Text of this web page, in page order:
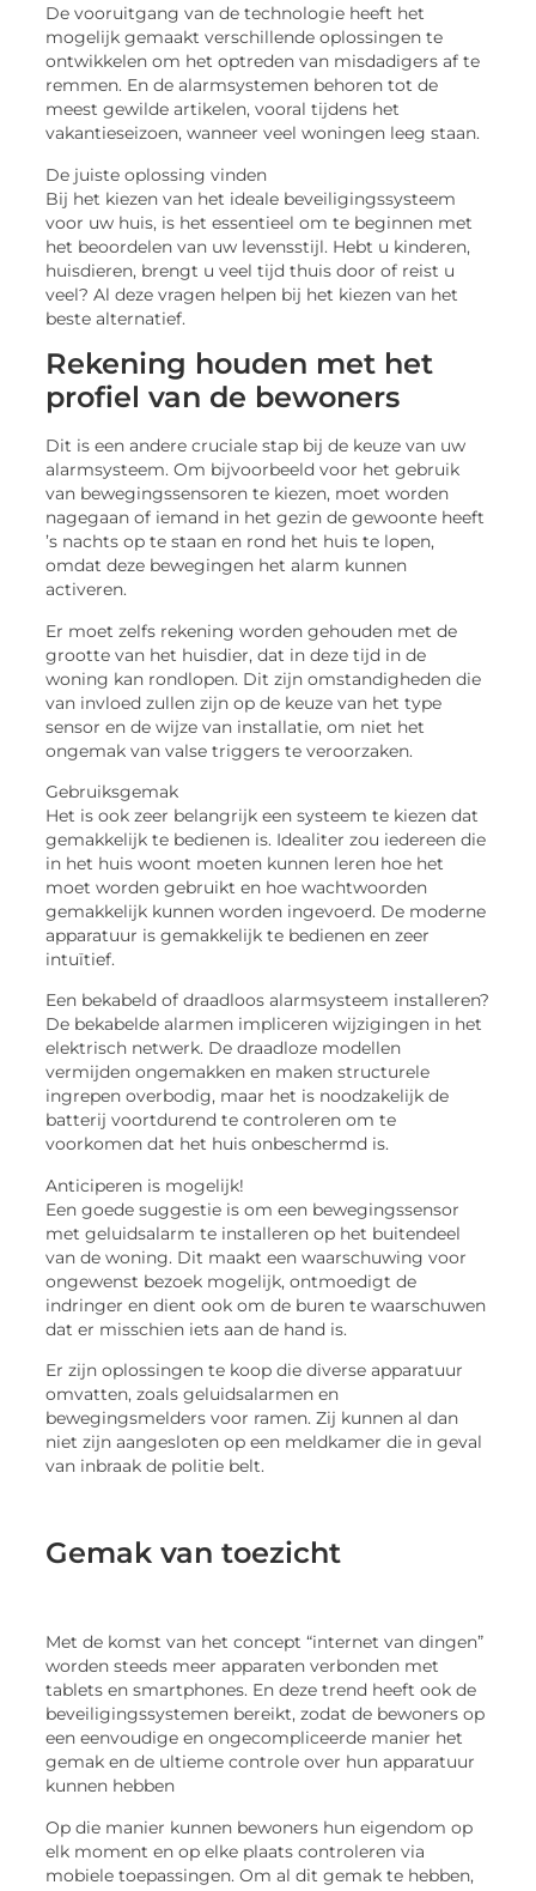
De vooruitgang van de technologie heeft het
mogelijk gemaakt verschillende oplossingen te
ontwikkelen om het optreden van misdadigers af te
remmen. En de alarmsystemen behoren tot de
meest gewilde artikelen, vooral tijdens het
vakantieseizoen, wanneer veel woningen leeg staan.
De juiste oplossing vinden
Bij het kiezen van het ideale beveiligingssysteem
voor uw huis, is het essentieel om te beginnen met
het beoordelen van uw levensstijl. Hebt u kinderen,
huisdieren, brengt u veel tijd thuis door of reist u
veel? Al deze vragen helpen bij het kiezen van het
beste alternatief.
Rekening houden met het
profiel van de bewoners
Dit is een andere cruciale stap bij de keuze van uw
alarmsysteem. Om bijvoorbeeld voor het gebruik
van bewegingssensoren te kiezen, moet worden
nagegaan of iemand in het gezin de gewoonte heeft
’s nachts op te staan en rond het huis te lopen,
omdat deze bewegingen het alarm kunnen
activeren.
Er moet zelfs rekening worden gehouden met de
grootte van het huisdier, dat in deze tijd in de
woning kan rondlopen. Dit zijn omstandigheden die
van invloed zullen zijn op de keuze van het type
sensor en de wijze van installatie, om niet het
ongemak van valse triggers te veroorzaken.
Gebruiksgemak
Het is ook zeer belangrijk een systeem te kiezen dat
gemakkelijk te bedienen is. Idealiter zou iedereen die
in het huis woont moeten kunnen leren hoe het
moet worden gebruikt en hoe wachtwoorden
gemakkelijk kunnen worden ingevoerd. De moderne
apparatuur is gemakkelijk te bedienen en zeer
intuïtief.
Een bekabeld of draadloos alarmsysteem installeren?
De bekabelde alarmen impliceren wijzigingen in het
elektrisch netwerk. De draadloze modellen
vermijden ongemakken en maken structurele
ingrepen overbodig, maar het is noodzakelijk de
batterij voortdurend te controleren om te
voorkomen dat het huis onbeschermd is.
Anticiperen is mogelijk!
Een goede suggestie is om een bewegingssensor
met geluidsalarm te installeren op het buitendeel
van de woning. Dit maakt een waarschuwing voor
ongewenst bezoek mogelijk, ontmoedigt de
indringer en dient ook om de buren te waarschuwen
dat er misschien iets aan de hand is.
Er zijn oplossingen te koop die diverse apparatuur
omvatten, zoals geluidsalarmen en
bewegingsmelders voor ramen. Zij kunnen al dan
niet zijn aangesloten op een meldkamer die in geval
van inbraak de politie belt.
Gemak van toezicht
Met de komst van het concept “internet van dingen”
worden steeds meer apparaten verbonden met
tablets en smartphones. En deze trend heeft ook de
beveiligingssystemen bereikt, zodat de bewoners op
een eenvoudige en ongecompliceerde manier het
gemak en de ultieme controle over hun apparatuur
kunnen hebben
Op die manier kunnen bewoners hun eigendom op
elk moment en op elke plaats controleren via
mobiele toepassingen. Om al dit gemak te hebben,